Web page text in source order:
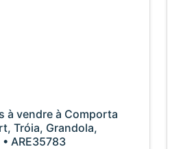
à vendre à Comporta
Tróia, Grandola,
ARE35783